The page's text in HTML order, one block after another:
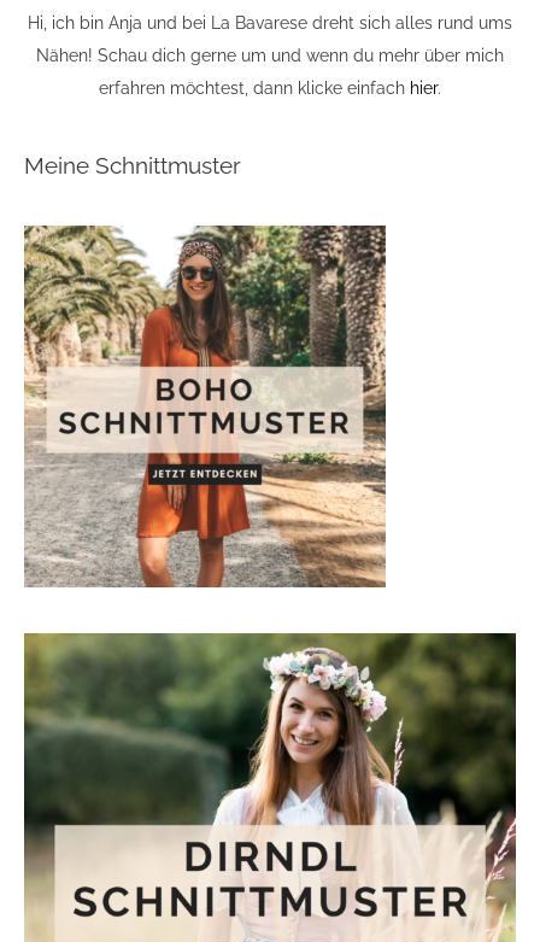
Hi, ich bin Anja und bei La Bavarese dreht sich alles rund ums
Nähen! Schau dich gerne um und wenn du mehr über mich
erfahren möchtest, dann klicke einfach hier.
Meine Schnittmuster